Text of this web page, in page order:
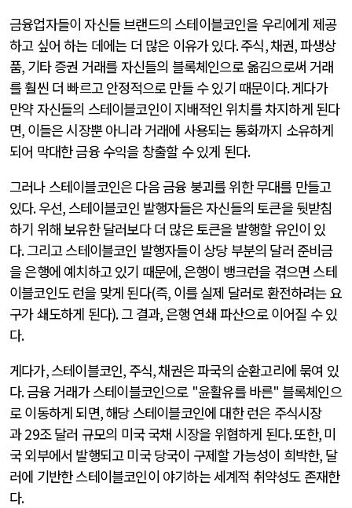
금융업자들이 자신들 브랜드의 스테이블코인을 우리에게 제공
하고 싶어 하는 데에는 더 많은 이유가 있다.주식,채권,파생상
품, 기타 증권 거래를 자신들의 블록체인으로 옮김으로써 거래
를 훨씬 더 빠르고 안정적으로 만들 수 있기 때문이다.게다가
만약 자신들의 스테이블코인이 지배적인 위치를 차지하게 된다
면, 이들은 시장뿐 아니라 거래에 사용되는 통화까지 소유하게
되어 막대한 금융 수익을 창출할 수 있게 된다.
그러나 스테이블코인은 다음 금융 붕괴를 위한 무대를 만들고
있다.우선,스테이블코인 발행자들은 자신들의 토큰을 뒷받침
하기 위해 보유한 달러보다 더 많은 토큰을 발행할 유인이 있
다.그리고 스테이블코인 발행자들이 상당 부분의 달러 준비금
을 은행에 예치하고 있기 때문에,은행이 뱅크런을 겪으면 스테
이블코인도 런을 맞게 된다(즉, 이를 실제 달러로 환전하려는 요
구가 쇄도하게 된다).그 결과,은행 연쇄 파산으로 이어질 수 있
다.
게다가,스테이블코인, 주식,채권은 파국의 순환고리에 묶여 있
다.금융 거래가 스테이블코인으로 "윤활유를 바른" 블록체인으
로 이동하게 되면,해당 스테이블코인에 대한 런은 주식시장
과29조 달러 규모의 미국 국채 시장을 위협하게 된다.또한,미
국 외부에서 발행되고 미국 당국이 구제할 가능성이 희박한, 달
러에 기반한 스테이블코인이 야기하는 세계적 취약성도 존재한
다.